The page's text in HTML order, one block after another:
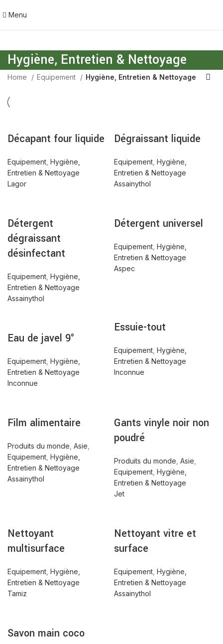
Menu
Hygiène, Entretien & Nettoyage
Home Equipement Hygiène, Entretien & Nettoyage
Décapant four liquide
Equipement Hygiène,
Entretien & Nettoyage
Lagor
Dégraissant liquide
Equipement Hygiène,
Entretien & Nettoyage
Assainythol
Détergent
dégraissant
désinfectant
Equipement Hygiène,
Entretien & Nettoyage
Assainythol
Détergent universel
Equipement Hygiène,
Entretien & Nettoyage
Aspec
Eau de javel 9°
Equipement Hygiène,
Entretien & Nettoyage
Inconnue
Essuie-tout
Equipement Hygiène,
Entretien & Nettoyage
Inconnue
Film alimentaire
Produits du monde Asie
Equipement Hygiène,
Entretien & Nettoyage
Assainythol
Gants vinyle noir non
poudré
Produits du monde Asie
Equipement Hygiène,
Entretien & Nettoyage
Jet
Nettoyant
multisurface
Equipement Hygiène,
Entretien & Nettoyage
Tamiz
Nettoyant vitre et
surface
Equipement Hygiène,
Entretien & Nettoyage
Assainythol
Savon main coco